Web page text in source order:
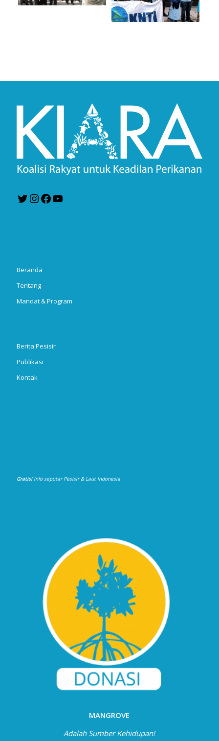
TwitterInstagram
Facebook
Beranda
Tentang
Mandat & Program
Berita Pesisir
Publikasi
Kontak
Gratis! Info seputar Pesisir & Laut Indonesia
MANGROVE
Adalah Sumber Kehidupan!